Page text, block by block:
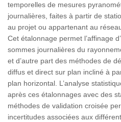
temporelles de mesures
journalières, faites à partir de
au projet ou appartenant au
Cet étalonnage permet l’affinage
sommes journalières du
et d’autre part des méthodes de
diffus et direct sur plan incliné à
plan horizontal. L’analyse
après ces étalonnages avec des
méthodes de validation croisée
incertitudes associées aux